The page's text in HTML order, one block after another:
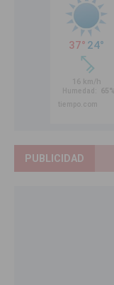
PUBLICIDAD